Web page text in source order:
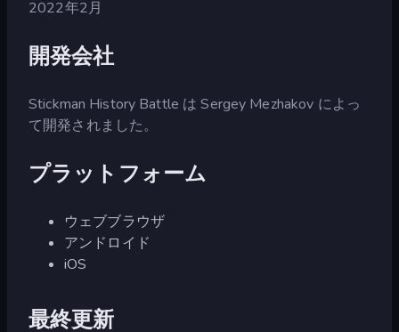
2022年2月
開発会社
Stickman History Battle は Sergey Mezhakov によっ
て開発されました。
プラットフォーム
ウェブブラウザ
アンドロイド
iOS
最終更新